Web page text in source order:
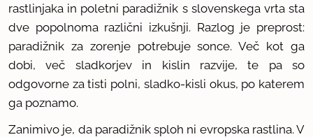
rastlinjaka in poletni paradižnik s slovenskega vrta sta
dve popolnoma različni izkušnji. Razlog je preprost:
paradižnik za zorenje potrebuje sonce. Več kot ga
dobi, več sladkorjev in kislin razvije, te pa so
odgovorne za tisti polni, sladko-kisli okus, po katerem
ga poznamo.
Zanimivo je, da paradižnik sploh ni evropska rastlina. V